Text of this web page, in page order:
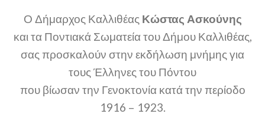
Ο Δήμαρχος Καλλιθέας Κώστας Ασκούνης
και τα Ποντιακά Σωματεία του Δήμου Καλλιθέας,
σας προσκαλούν στην εκδήλωση μνήμης για
τους Έλληνες του Πόντου
που βίωσαν την Γενοκτονία κατά την περίοδο
1916 – 1923.